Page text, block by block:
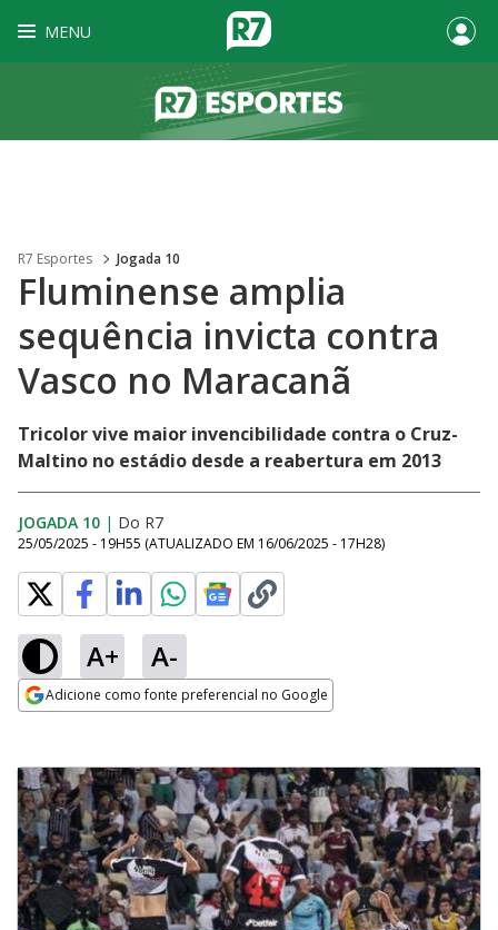
MENU
R7 Esportes Jogada 10
Fluminense amplia
sequência invicta contra
Vasco no Maracanã
Tricolor vive maior invencibilidade contra o Cruz-
Maltino no estádio desde a reabertura em 2013
JOGADA 10 | Do R7
25/05/2025 - 19H55 (ATUALIZADO EM 16/06/2025 - 17H28)
A+ A-
Adicione como fonte preferencial no Google